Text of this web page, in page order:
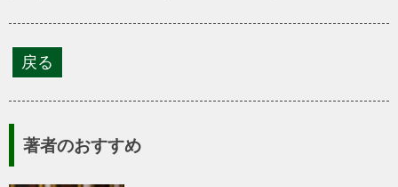
著者のおすすめ